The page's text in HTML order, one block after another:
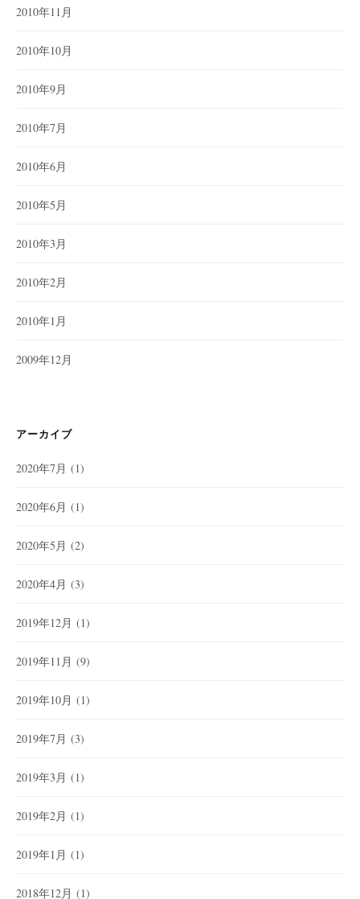
2010年11月
2010年10月
2010年9月
2010年7月
2010年6月
2010年5月
2010年3月
2010年2月
2010年1月
2009年12月
アーカイブ
2020年7月 (1)
2020年6月 (1)
2020年5月 (2)
2020年4月 (3)
2019年12月 (1)
2019年11月 (9)
2019年10月 (1)
2019年7月 (3)
2019年3月 (1)
2019年2月 (1)
2019年1月 (1)
2018年12月 (1)